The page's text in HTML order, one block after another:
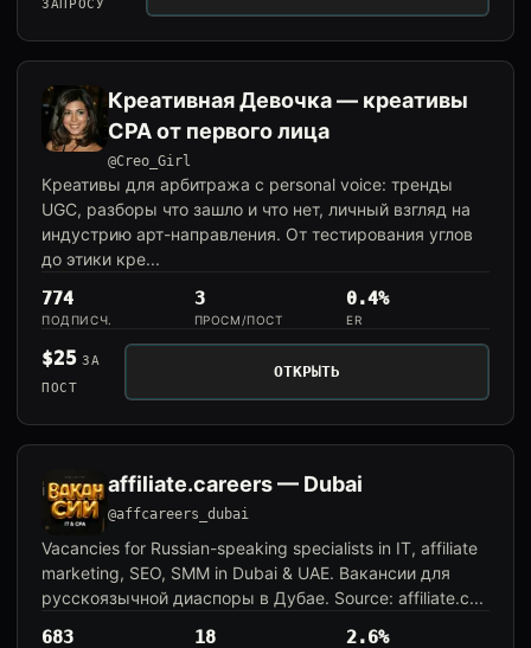
ЗАПРОСУ
Креативная Девочка — креативы
CPA от первого лица
@Creo_Girl
Креативы для арбитража с personal voice: тренды
UGC, разборы что зашло и что нет, личный взгляд на
индустрию арт-направления. От тестирования углов
до этики кре...
774
ПОДПИСЧ.
3
ПРОСМ/ПОСТ
0.4%
ER
$25 ЗА
ПОСТ
ОТКРЫТЬ
affiliate.careers — Dubai
@affcareers_dubai
Vacancies for Russian-speaking specialists in IT, affiliate
marketing, SEO, SMM in Dubai & UAE. Вакансии для
русскоязычной диаспоры в Дубае. Source: affiliate.c...
683 18 2.6%